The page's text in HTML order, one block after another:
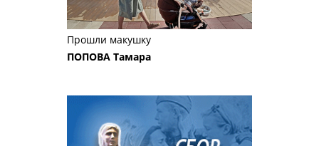
Прошли макушку
ПОПОВА Тамара